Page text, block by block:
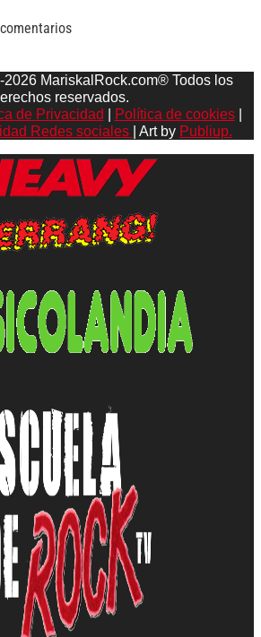
MariskalRock.com® Todos los
reservados.
de Privacidad Política de cookies|
Redes sociales
| Art by Publiup.